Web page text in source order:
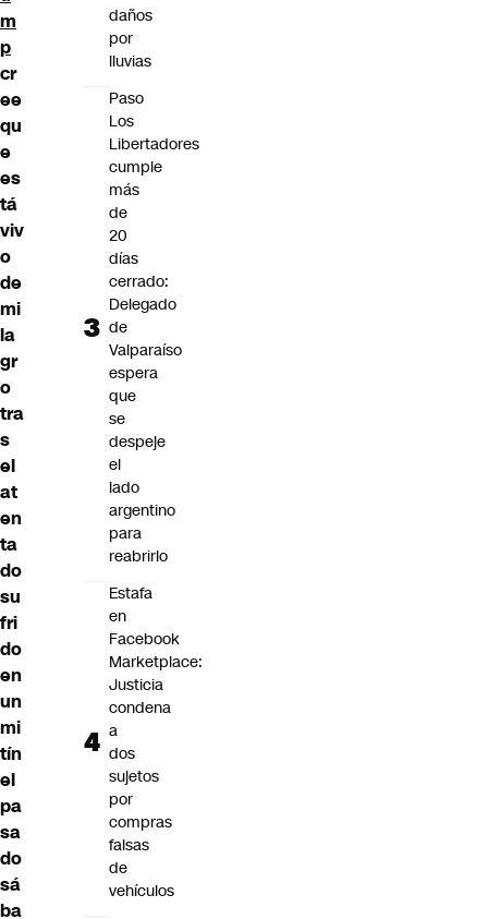
m
p
cr
ee
qu
e
es
tá
viv
o
de
mi
la
gr
o
tra
s
el
at
en
ta
do
su
fri
do
en
un
mi
tín
el
pa
sa
do
sá
ba
daños
por
lluvias
Paso
Los
Libertadores
cumple
más
de
20
días
cerrado:
Delegado
de
Valparaíso
espera
que
se
despeje
el
lado
argentino
para
reabrirlo
Estafa
en
Facebook
Marketplace:
Justicia
condena
a
dos
sujetos
por
compras
falsas
de
vehículos